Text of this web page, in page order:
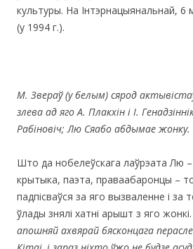
культуры. На Інтэрнацыянальнай, 6
(у 1994 г.).
М. Звераў (у белым) сярод
злева ад яго А. Плакхін і І.
Рабіновіч; Лю Сяабо абдымае жонку.
Што да нобелеўскага лаўрэата Лю –
крытыка, паэта, праваабаронцы –
падпісваўся за яго вызваленне і за
ўлады знялі хатні арышт з яго
апошняй ахвярай бясконцага